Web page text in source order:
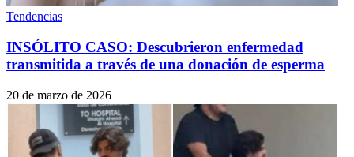
Tendencias
INSÓLITO CASO: Descubrieron enfermedad
transmitida a través de una donación de esperma
20 de marzo de 2026